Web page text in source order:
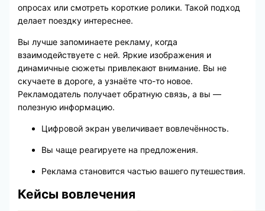
опросах или смотреть короткие ролики. Такой подход
делает поездку интереснее.
Вы лучше запоминаете рекламу, когда
взаимодействуете с ней. Яркие изображения и
динамичные сюжеты привлекают внимание. Вы не
скучаете в дороге, а узнаёте что-то новое.
Рекламодатель получает обратную связь, а вы —
полезную информацию.
Цифровой экран увеличивает вовлечённость.
Вы чаще реагируете на предложения.
Реклама становится частью вашего путешествия.
Кейсы вовлечения